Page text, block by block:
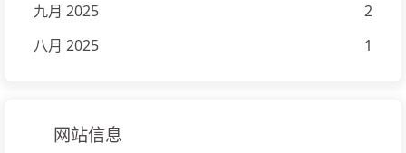
九月 2025
2
八月 2025
1
网站信息